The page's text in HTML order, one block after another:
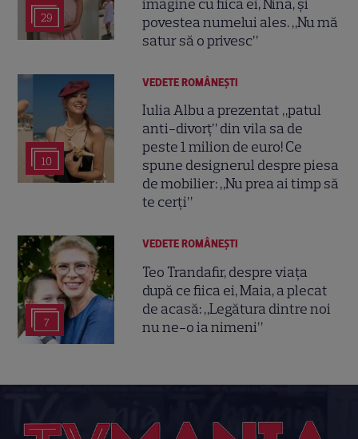
29
imagine cu fiica ei, Nina, și
povestea numelui ales. „Nu mă
satur să o privesc”
10
VEDETE ROMÂNEŞTI
Iulia Albu a prezentat „patul
anti-divorț” din vila sa de
peste 1 milion de euro! Ce
spune designerul despre piesa
de mobilier: „Nu prea ai timp să
te cerți”
7
VEDETE ROMÂNEŞTI
Teo Trandafir, despre viața
după ce fiica ei, Maia, a plecat
de acasă: „Legătura dintre noi
nu ne-o ia nimeni”